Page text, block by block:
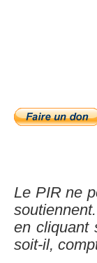
Le PIR ne
en cliquant
soit-il,